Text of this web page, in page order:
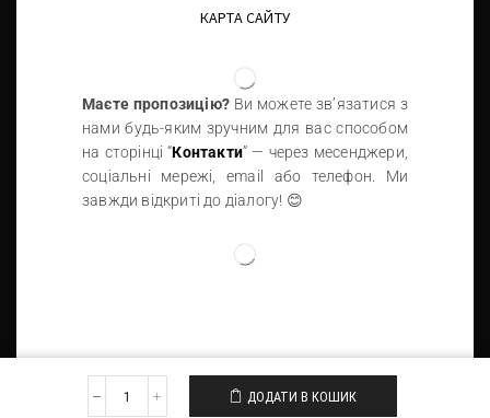
КАРТА САЙТУ
Маєте пропозицію? Ви можете зв’язатися з
нами будь-яким зручним для вас способом
на сторінці “Контакти” — через месенджери,
соціальні мережі, email або телефон. Ми
завжди відкриті до діалогу! 😊
Eleccion Perfecta © 2026
ДОДАТИ В КОШИК